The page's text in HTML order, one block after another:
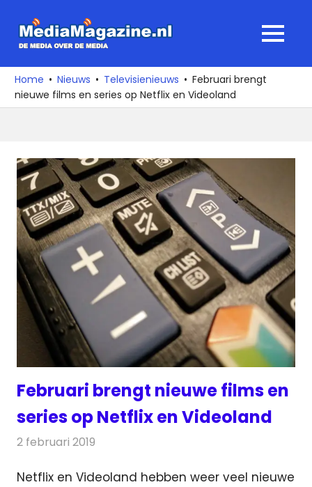
naar
media
over
de
MENU
Home Nieuws Televisienieuws
Februari brengt
nieuwe films en series op Netflix en Videoland
Februari brengt nieuwe films en
series op Netflix en Videoland
2 februari 2019
Netflix en Videoland hebben weer veel nieuwe